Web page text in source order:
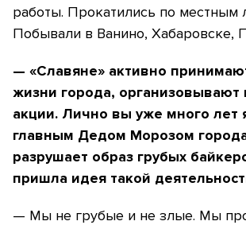
работы. Прокатились по местным
Побывали в Ванино, Хабаровске,
— «Славяне» активно
жизни города, организовывают
акции. Лично вы уже много лет
главным Дедом Морозом
разрушает образ грубых
пришла идея такой
— Мы не грубые и не злые. Мы